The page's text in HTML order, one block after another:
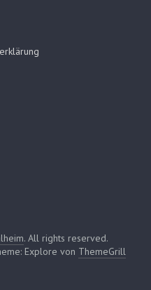
. All rights reserved.
Explore von ThemeGrill